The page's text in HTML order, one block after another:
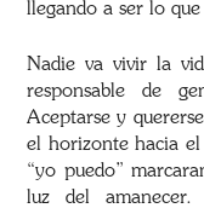
llegando a ser lo
Nadie va vivir la
responsable de
Aceptarse y
el horizonte hacia el
“yo puedo”
luz del